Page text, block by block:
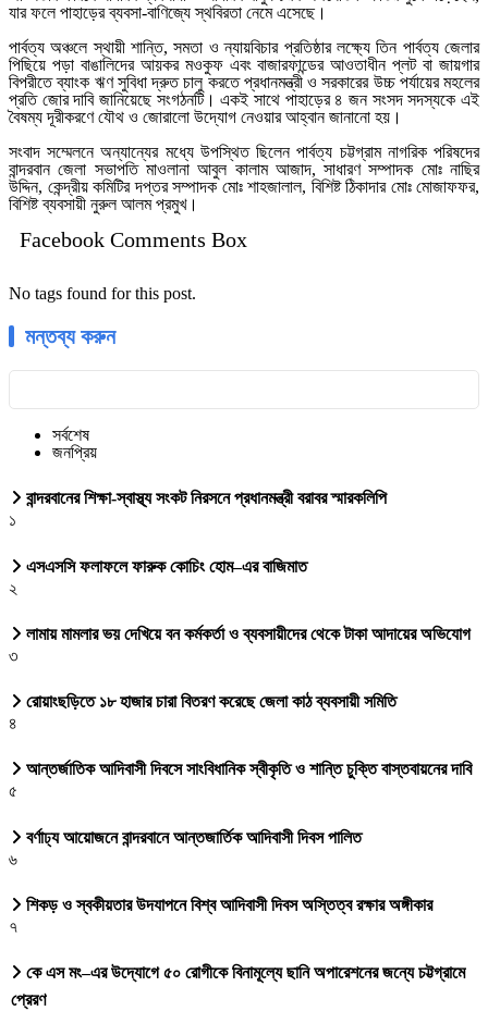
যার ফলে পাহাড়ের ব্যবসা-বাণিজ্যে স্থবিরতা নেমে এসেছে।
​পার্বত্য অঞ্চলে স্থায়ী শান্তি, সমতা ও ন্যায়বিচার প্রতিষ্ঠার লক্ষ্যে তিন পার্বত্য জেলার
পিছিয়ে পড়া বাঙালিদের আয়কর মওকুফ এবং বাজারফান্ডের আওতাধীন প্লট বা জায়গার
বিপরীতে ব্যাংক ঋণ সুবিধা দ্রুত চালু করতে প্রধানমন্ত্রী ও সরকারের উচ্চ পর্যায়ের মহলের
প্রতি জোর দাবি জানিয়েছে সংগঠনটি। একই সাথে পাহাড়ের ৪ জন সংসদ সদস্যকে এই
বৈষম্য দূরীকরণে যৌথ ও জোরালো উদ্যোগ নেওয়ার আহ্বান জানানো হয়।
​সংবাদ সম্মেলনে অন্যান্যের মধ্যে উপস্থিত ছিলেন পার্বত্য চট্টগ্রাম নাগরিক পরিষদের
বান্দরবান জেলা সভাপতি মাওলানা আবুল কালাম আজাদ, সাধারণ সম্পাদক মোঃ নাছির
উদ্দিন, কেন্দ্রীয় কমিটির দপ্তর সম্পাদক মোঃ শাহজালাল, বিশিষ্ট ঠিকাদার মোঃ মোজাফফর,
বিশিষ্ট ব্যবসায়ী নুরুল আলম প্রমুখ।
Facebook Comments Box
No tags found for this post.
মন্তব্য করুন
সর্বশেষ
জনপ্রিয়
বান্দরবানের শিক্ষা-স্বাস্থ্য সংকট নিরসনে প্রধানমন্ত্রী বরাবর স্মারকলিপি
১
এসএসসি ফলাফলে ফারুক কোচিং হোম–এর বাজিমাত
২
লামায় মামলার ভয় দেখিয়ে বন কর্মকর্তা ও ব্যবসায়ীদের থেকে টাকা আদায়ের অভিযোগ
৩
রোয়াংছড়িতে ১৮ হাজার চারা বিতরণ করেছে জেলা কাঠ ব্যবসায়ী সমিতি
৪
আন্তর্জাতিক আদিবাসী দিবসে সাংবিধানিক স্বীকৃতি ও শান্তি চুক্তি বাস্তবায়নের দাবি
৫
বর্ণাঢ্য আয়োজনে বান্দরবানে আন্তজার্তিক আদিবাসী দিবস পালিত
৬
শিকড় ও স্বকীয়তার উদযাপনে বিশ্ব আদিবাসী দিবস অস্তিত্ব রক্ষার অঙ্গীকার
৭
কে এস মং–এর উদ্যোগে ৫০ রোগীকে বিনামূল্যে ছানি অপারেশনের জন্যে চট্টগ্রামে
প্রেরণ